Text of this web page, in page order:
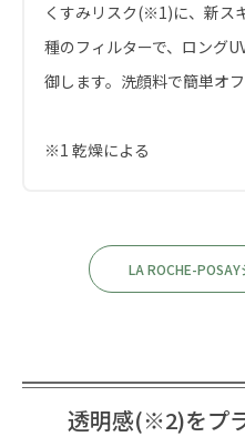
くすみリスク(※1)に、新ス
種のフィルターで、ロング
御します。洗顔料で簡単オ
※1 乾燥による
LA ROCHE-
透明感(※2)をプ